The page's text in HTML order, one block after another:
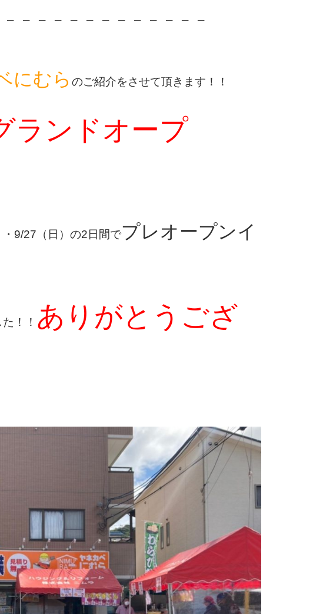
─ ─ ─ ─ ─ ─ ─ ─ ─ ─ ─ ─
にむら のご紹介をさせて頂きます！！
ランドオープ
9/27（日）の2日間でプレオープンイ
！！ ありがとうござ